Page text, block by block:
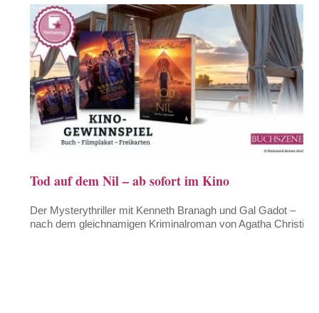
Tod auf dem Nil – ab sofort im Kino
Der Mysterythriller mit Kenneth Branagh und Gal Gadot –
nach dem gleichnamigen Kriminalroman von Agatha Christie.